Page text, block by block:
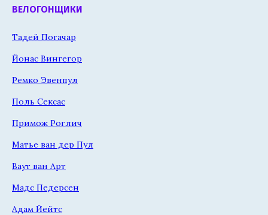
ВЕЛОГОНЩИКИ
Тадей Погачар
Йонас Вингегор
Ремко Эвенпул
Поль Сексас
Примож Роглич
Матье ван дер Пул
Ваут ван Арт
Мадс Педерсен
Адам Йейтс